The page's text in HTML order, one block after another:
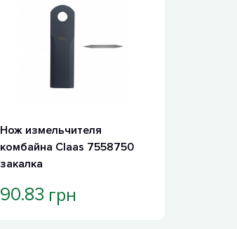
Нож измельчителя
комбайна Claas 7558750
закалка
90.83 грн